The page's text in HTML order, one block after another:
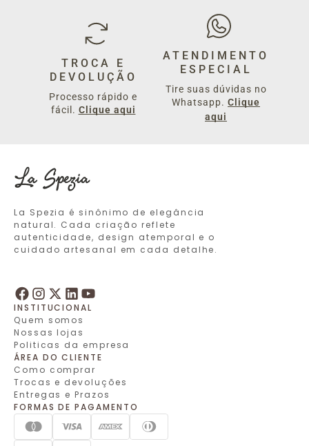
TROCA E
DEVOLUÇÃO
Processo rápido e
fácil. Clique aqui
ATENDIMENTO
ESPECIAL
Tire suas dúvidas no
Whatsapp. Clique
aqui
La Spezia é sinônimo de elegância
natural. Cada criação reflete
autenticidade, design atemporal e o
cuidado artesanal em cada detalhe.
INSTITUCIONAL
Quem somos
Nossas lojas
Politicas da empresa
ÁREA DO CLIENTE
Como comprar
Trocas e devoluções
Entregas e Prazos
FORMAS DE PAGAMENTO